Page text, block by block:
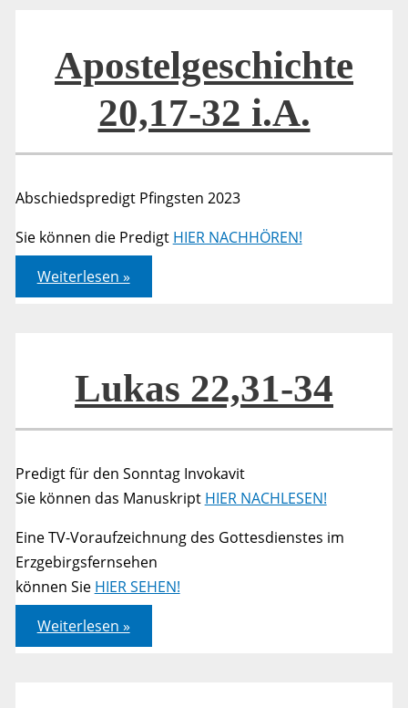
Apostelgeschichte
20,17-32 i.A.
Abschiedspredigt Pfingsten 2023
Sie können die Predigt HIER NACHHÖREN!
Apostelgeschichte
20,17-
32
Weiterlesen »
Lukas 22,31-34
Predigt für den Sonntag Invokavit
Sie können das Manuskript HIER NACHLESEN!
Eine TV-Voraufzeichnung des Gottesdienstes im
Erzgebirgsfernsehen
können Sie HIER SEHEN!
Lukas
22,31-
34
Weiterlesen »